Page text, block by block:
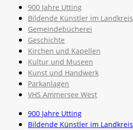
900 Jahre Utting
Bildende Künstler im Landkreis
Gemeindebücherei
Geschichte
Kirchen und Kapellen
Kultur und Museen
Kunst und Handwerk
Parkanlagen
VHS Ammersee West
900 Jahre Utting
Bildende Künstler im Landkreis